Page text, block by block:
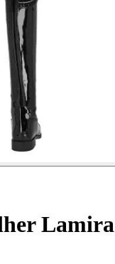
Lamira